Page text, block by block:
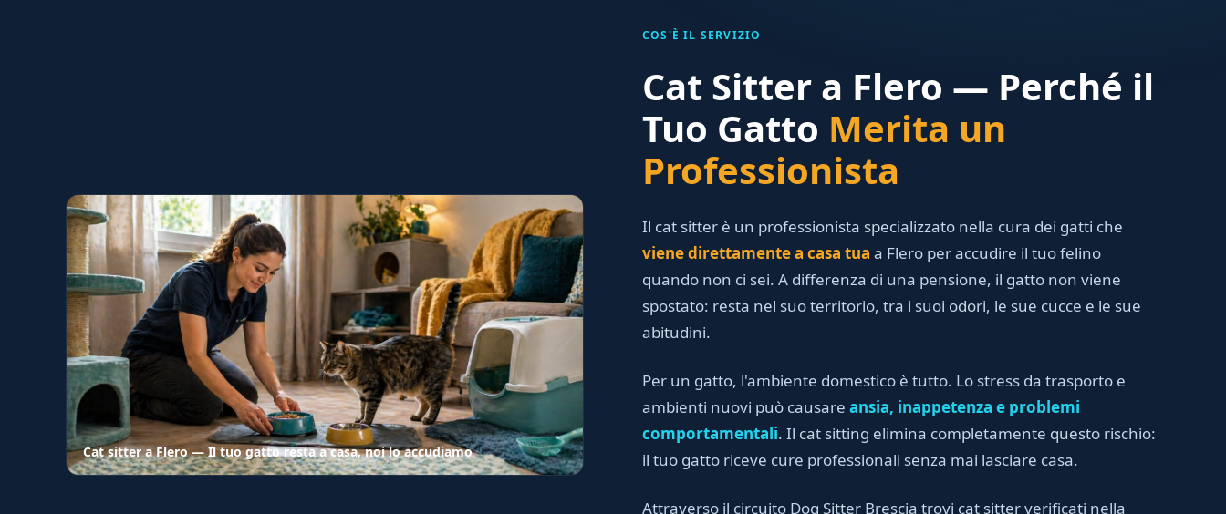
Cat sitter a Flero — Il tuo gatto resta a casa, noi lo accudiamo
COS'È IL SERVIZIO
Cat Sitter a Flero — Perché il
Tuo Gatto Merita un
Professionista
Il cat sitter è un professionista specializzato nella cura dei gatti che
viene direttamente a casa tua a Flero per accudire il tuo felino
quando non ci sei. A differenza di una pensione, il gatto non viene
spostato: resta nel suo territorio, tra i suoi odori, le sue cucce e le sue
abitudini.
Per un gatto, l'ambiente domestico è tutto. Lo stress da trasporto e
ambienti nuovi può causare ansia, inappetenza e problemi
comportamentali. Il cat sitting elimina completamente questo rischio:
il tuo gatto riceve cure professionali senza mai lasciare casa.
Attraverso il circuito Dog Sitter Brescia trovi cat sitter verificati nella